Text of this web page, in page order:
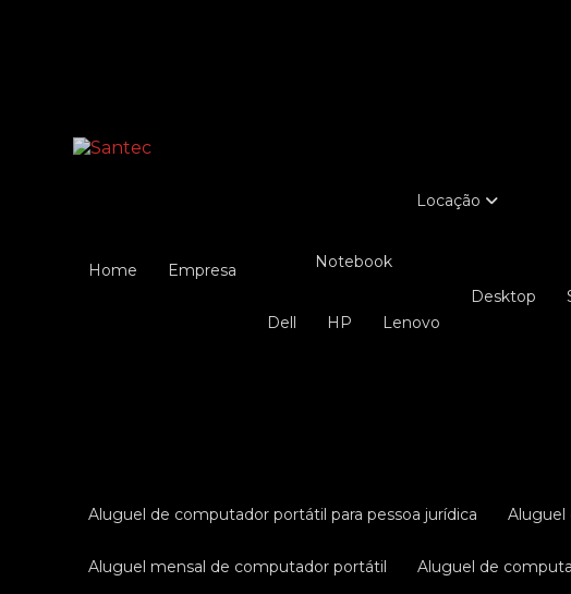
Home Empresa
Locação
Notebook
Dell HP Lenovo
Desktop
aluguel de computador portátil para pessoa jurídica
aluguel mensal de computador portátil aluguel de